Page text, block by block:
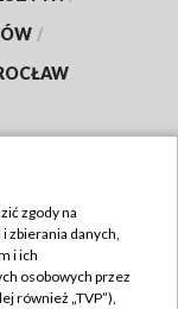
/
zgody na
zbierania danych,
i ich
osobowych przez
również „TVP”),